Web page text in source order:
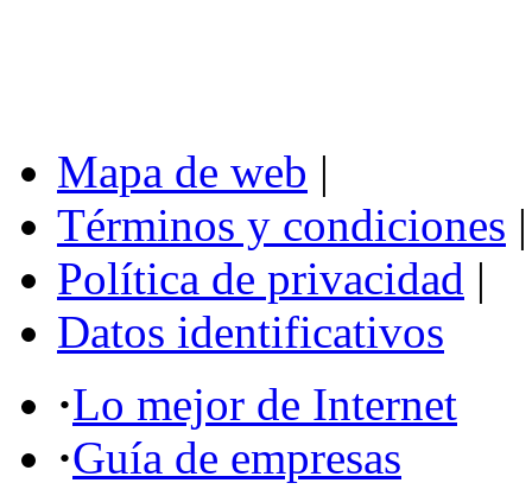
Mapa de web |
Términos y condiciones |
Política de privacidad |
Datos identificativos
·Lo mejor de Internet
·Guía de empresas